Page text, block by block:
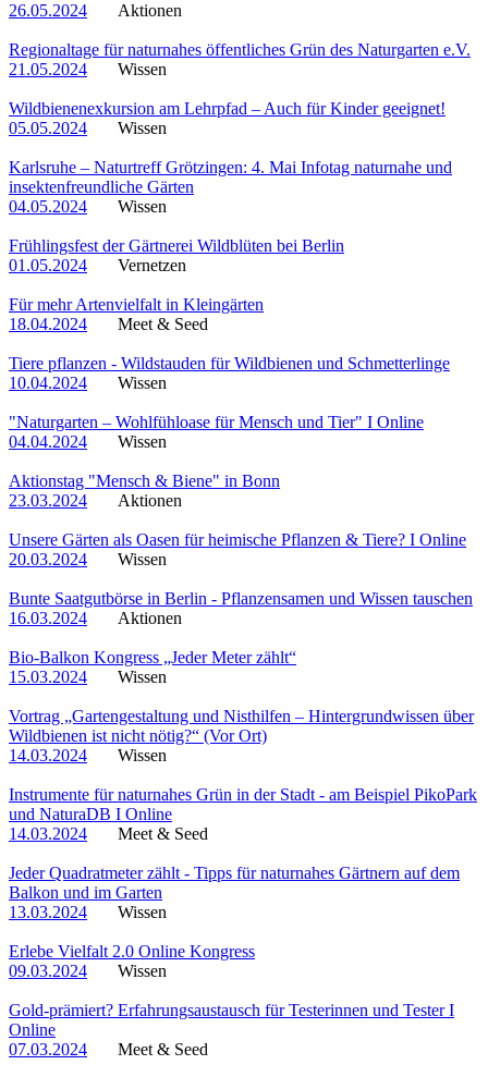
26.05.2024
Aktionen
Regionaltage für naturnahes öffentliches Grün des Naturgarten e.V.
21.05.2024
Wissen
Wildbienenexkursion am Lehrpfad – Auch für Kinder geeignet!
05.05.2024
Wissen
Karlsruhe – Naturtreff Grötzingen: 4. Mai Infotag naturnahe und
insektenfreundliche Gärten
04.05.2024
Wissen
Frühlingsfest der Gärtnerei Wildblüten bei Berlin
01.05.2024
Vernetzen
Für mehr Artenvielfalt in Kleingärten
18.04.2024
Meet & Seed
Tiere pflanzen - Wildstauden für Wildbienen und Schmetterlinge
10.04.2024
Wissen
"Naturgarten – Wohlfühloase für Mensch und Tier" I Online
04.04.2024
Wissen
Aktionstag "Mensch & Biene" in Bonn
23.03.2024
Aktionen
Unsere Gärten als Oasen für heimische Pflanzen & Tiere? I Online
20.03.2024
Wissen
Bunte Saatgutbörse in Berlin - Pflanzensamen und Wissen tauschen
16.03.2024
Aktionen
Bio-Balkon Kongress „Jeder Meter zählt“
15.03.2024
Wissen
Vortrag „Gartengestaltung und Nisthilfen – Hintergrundwissen über
Wildbienen ist nicht nötig?“ (Vor Ort)
14.03.2024
Wissen
Instrumente für naturnahes Grün in der Stadt - am Beispiel PikoPark
und NaturaDB I Online
14.03.2024
Meet & Seed
Jeder Quadratmeter zählt - Tipps für naturnahes Gärtnern auf dem
Balkon und im Garten
13.03.2024
Wissen
Erlebe Vielfalt 2.0 Online Kongress
09.03.2024
Wissen
Gold-prämiert? Erfahrungsaustausch für Testerinnen und Tester I
Online
07.03.2024
Meet & Seed